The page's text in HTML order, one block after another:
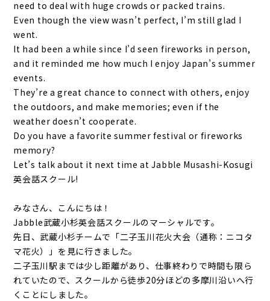
need to deal with huge crowds or packed trains.
Even though the view wasn’t perfect, I’m still glad I
went.
It had been a while since I’d seen fireworks in person,
and it reminded me how much I enjoy Japan’s summer
events.
They’re a great chance to connect with others, enjoy
the outdoors, and make memories; even if the
weather doesn’t cooperate.
Do you have a favorite summer festival or fireworks
memory?
Let’s talk about it next time at Jabble Musashi-Kosugi
英会話スクール!
みなさん、こんにちは！
Jabble武蔵小杉英会話スクールのマーシャルです。
先日、武蔵小杉チームで「二子玉川花火大会（通称：ニコタ
マ花火）」を見に行きました。
二子玉川駅までは少し距離があり、仕事終わりで時間も限ら
れていたので、スクールから徒歩20分ほどの多摩川沿いへ行
くことにしました。